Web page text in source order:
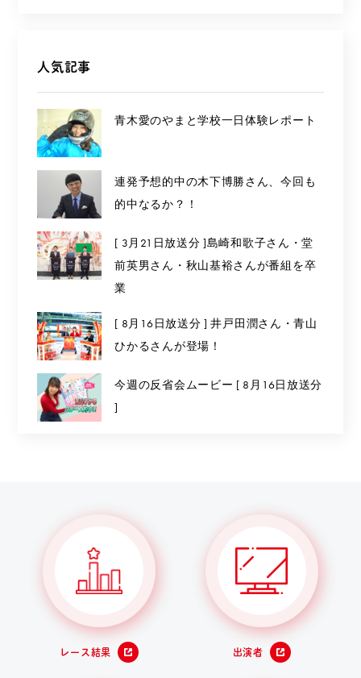
人気記事
青木愛のやまと学校一日体験レポート
連発予想的中の木下博勝さん、今回も
的中なるか？！
[ 3月21日放送分 ]島崎和歌子さん・堂
前英男さん・秋山基裕さんが番組を卒
業
[ 8月16日放送分 ] 井戸田潤さん・青山
ひかるさんが登場！
今週の反省会ムービー [ 8月16日放送分
]
レース結果 出演者